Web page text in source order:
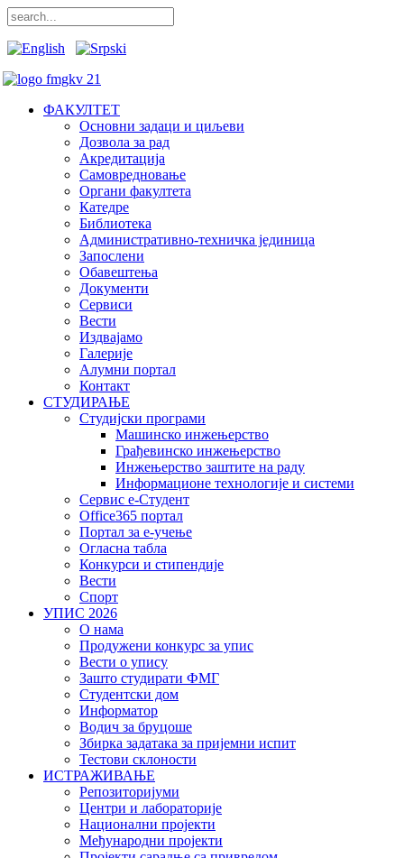
ФАКУЛТЕТ
Основни задаци и циљеви
Дозвола за рад
Акредитација
Самовредновање
Органи факултета
Катедре
Библиотека
Административно-техничка јединица
Запослени
Обавештења
Документи
Сервиси
Вести
Издвајамо
Галерије
Алумни портал
Контакт
СТУДИРАЊЕ
Студијски програми
Машинско инжењерство
Грађевинско инжењерство
Инжењерство заштите на раду
Информационе технологије и системи
Сервис е-Студент
Office365 портал
Портал за е-учење
Огласна табла
Конкурси и стипендије
Вести
Спорт
УПИС 2026
О нама
Продужени конкурс за упис
Вести о упису
Зашто студирати ФМГ
Студентски дом
Информатор
Водич за бруцоше
Збиркa задатака за пријемни испит
Тестови склоности
ИСТРАЖИВАЊЕ
Репозиторијуми
Центри и лабораторије
Национални пројекти
Међународни пројекти